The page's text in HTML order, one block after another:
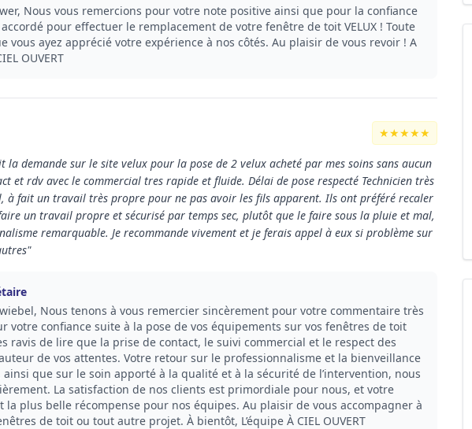
Nous vous remercions pour votre note positive ainsi que pour la confiance
pour effectuer le remplacement de votre fenêtre de toit VELUX ! Toute
vous ayez apprécié votre expérience à nos côtés. Au plaisir de vous revoir ! A
OUVERT
★★★★★
la demande sur le site velux pour la pose de 2 velux acheté par mes soins sans aucun
et rdv avec le commercial tres rapide et fluide. Délai de pose respecté Technicien très
à fait un travail très propre pour ne pas avoir les fils apparent. Ils ont préféré recaler
un travail propre et sécurisé par temps sec, plutôt que le faire sous la pluie et mal,
remarquable. Je recommande vivement et je ferais appel à eux si problème sur
Nous tenons à vous remercier sincèrement pour votre commentaire très
votre confiance suite à la pose de vos équipements sur vos fenêtres de toit
ravis de lire que la prise de contact, le suivi commercial et le respect des
de vos attentes. Votre retour sur le professionnalisme et la bienveillance
que sur le soin apporté à la qualité et à la sécurité de l’intervention, nous
La satisfaction de nos clients est primordiale pour nous, et votre
la plus belle récompense pour nos équipes. Au plaisir de vous accompagner à
de toit ou tout autre projet. À bientôt, L’équipe À CIEL OUVERT